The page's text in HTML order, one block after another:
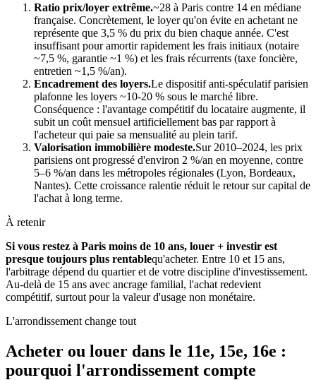
Ratio prix/loyer extrême.~28 à Paris contre 14 en médiane
française. Concrètement, le loyer qu'on évite en achetant ne
représente que 3,5 % du prix du bien chaque année. C'est
insuffisant pour amortir rapidement les frais initiaux (notaire
~7,5 %, garantie ~1 %) et les frais récurrents (taxe foncière,
entretien ~1,5 %/an).
Encadrement des loyers.Le dispositif anti-spéculatif parisien
plafonne les loyers ~10-20 % sous le marché libre.
Conséquence : l'avantage compétitif du locataire augmente, il
subit un coût mensuel artificiellement bas par rapport à
l'acheteur qui paie sa mensualité au plein tarif.
Valorisation immobilière modeste.Sur 2010–2024, les prix
parisiens ont progressé d'environ 2 %/an en moyenne, contre
5–6 %/an dans les métropoles régionales (Lyon, Bordeaux,
Nantes). Cette croissance ralentie réduit le retour sur capital de
l'achat à long terme.
À retenir
Si vous restez à Paris moins de 10 ans, louer + investir est
presque toujours plus rentablequ'acheter. Entre 10 et 15 ans,
l'arbitrage dépend du quartier et de votre discipline d'investissement.
Au-delà de 15 ans avec ancrage familial, l'achat redevient
compétitif, surtout pour la valeur d'usage non monétaire.
L'arrondissement change tout
Acheter ou louer dans le 11e, 15e, 16e :
pourquoi l'arrondissement compte